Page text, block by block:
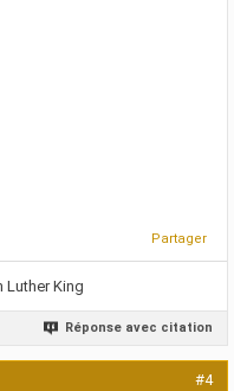
Partager
King
Réponse avec citation
#4